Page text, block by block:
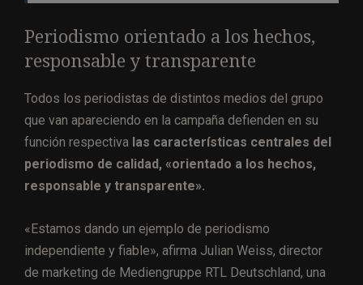
Periodismo orientado a los hechos,
responsable y transparente
Todos los periodistas de distintos medios del grupo
que van apareciendo en la campaña defienden en su
función respectiva las características centrales del
periodismo de calidad, «orientado a los hechos,
responsable y transparente».
«Estamos dando un ejemplo de periodismo
independiente y fiable», afirma Julian Weiss, director
de marketing de Mediengruppe RTL Deutschland, una